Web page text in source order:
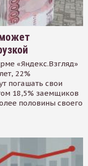
«Яндекс.Взгляд»
22%
погашать свои
18,5% заемщиков
половины своего